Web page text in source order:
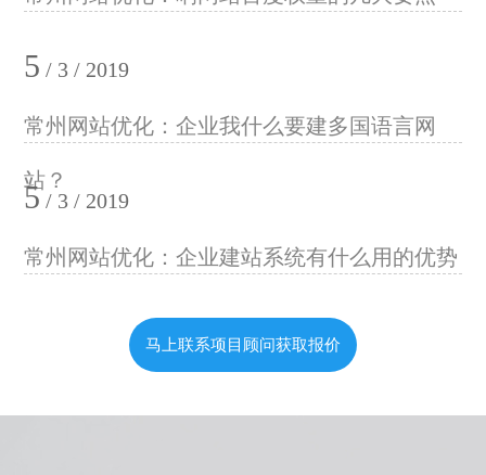
5 / 3 / 2019
常州网站优化：企业我什么要建多国语言网
站？
5 / 3 / 2019
常州网站优化：企业建站系统有什么用的优势
马上联系项目顾问获取报价